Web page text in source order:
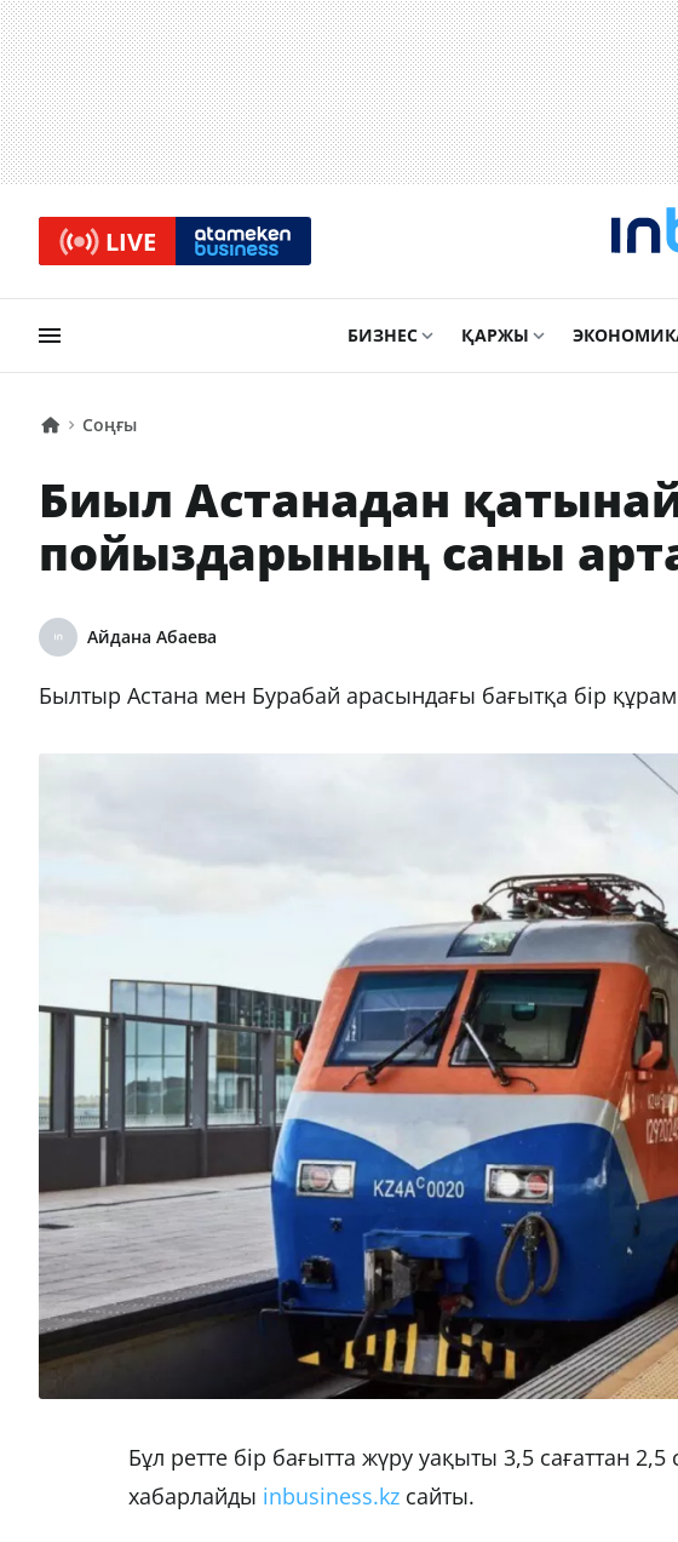
LIVE
БИЗНЕС ҚАРЖЫ
Соңғы
Биыл Астанадан
пойыздарының саны
Айдана Абаева
Былтыр Астана мен Бурабай арасындағы бағытқа бір
Бұл ретте бір бағытта жүру уақыты 3,5 сағаттан
хабарлайды inbusiness.kz сайты.